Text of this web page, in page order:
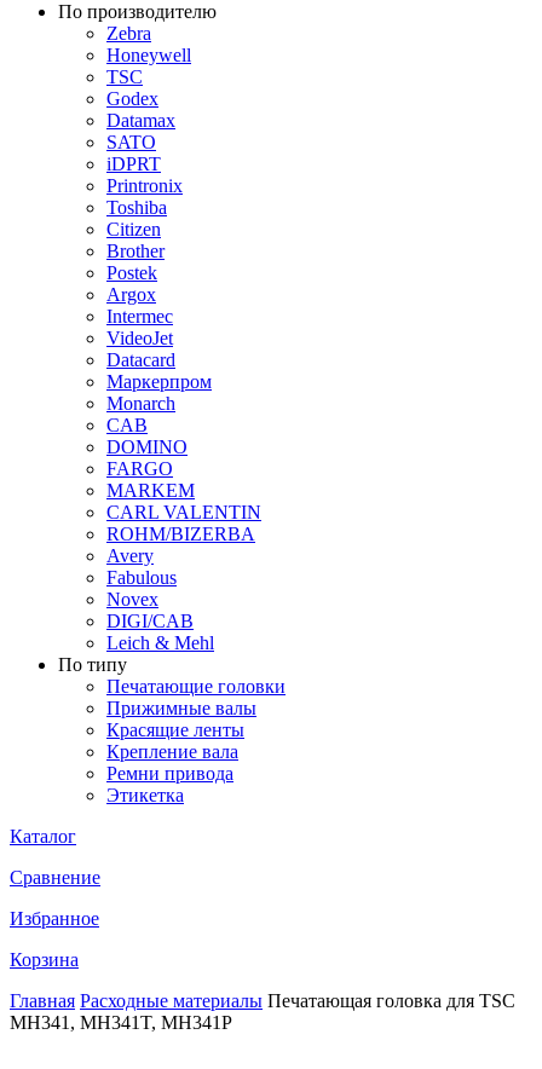
По производителю
Zebra
Honeywell
TSC
Godex
Datamax
SATO
iDPRT
Printronix
Toshiba
Citizen
Brother
Postek
Argox
Intermec
VideoJet
Datacard
Маркерпром
Monarch
CAB
DOMINO
FARGO
MARKEM
CARL VALENTIN
ROHM/BIZERBA
Avery
Fabulous
Novex
DIGI/CAB
Leich & Mehl
По типу
Печатающие головки
Прижимные валы
Красящие ленты
Крепление вала
Ремни привода
Этикетка
Каталог
Сравнение
Избранное
Корзина
Главная Расходные материалы Печатающая головка для TSC
MH341, MH341T, MH341P